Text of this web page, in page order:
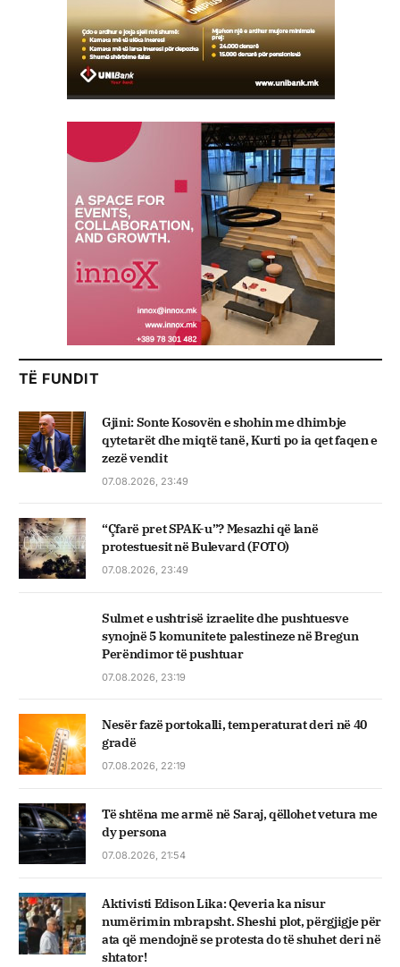
TË FUNDIT
Gjini: Sonte Kosovën e shohin me dhimbje
qytetarët dhe miqtë tanë, Kurti po ia qet faqen e
zezë vendit
07.08.2026, 23:49
“Çfarë pret SPAK-u”? Mesazhi që lanë
protestuesit në Bulevard (FOTO)
07.08.2026, 23:49
Sulmet e ushtrisë izraelite dhe pushtuesve
synojnë 5 komunitete palestineze në Bregun
Perëndimor të pushtuar
07.08.2026, 23:19
Nesër fazë portokalli, temperaturat deri në 40
gradë
07.08.2026, 22:19
Të shtëna me armë në Saraj, qëllohet vetura me
dy persona
07.08.2026, 21:54
Aktivisti Edison Lika: Qeveria ka nisur
numërimin mbrapsht. Sheshi plot, përgjigje për
ata që mendojnë se protesta do të shuhet deri në
shtator!